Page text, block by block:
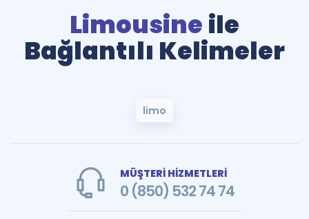
Limousine ile
Bağlantılı Kelimeler
limo
MÜŞTERİ HİZMETLERİ
0 (850) 532 74 74